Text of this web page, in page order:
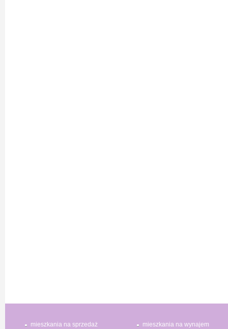
mieszkania na sprzedaż
mieszkania na wynajem